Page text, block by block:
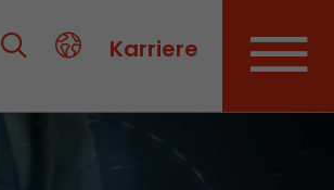
Karriere